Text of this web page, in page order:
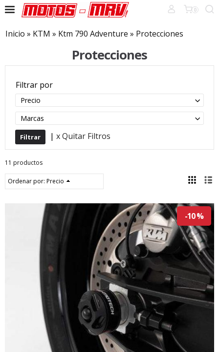
0
Inicio » KTM » Ktm 790 Adventure » Protecciones
Protecciones
Filtrar por
Precio
Marcas
| x Quitar Filtros
11 productos
Ordenar por: Precio
-10 %